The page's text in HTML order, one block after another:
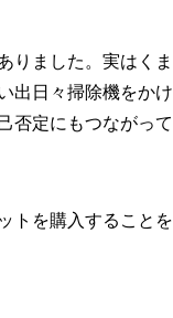
りました。実はくま
出日々掃除機をかけ
否定にもつながって
トを購入することを